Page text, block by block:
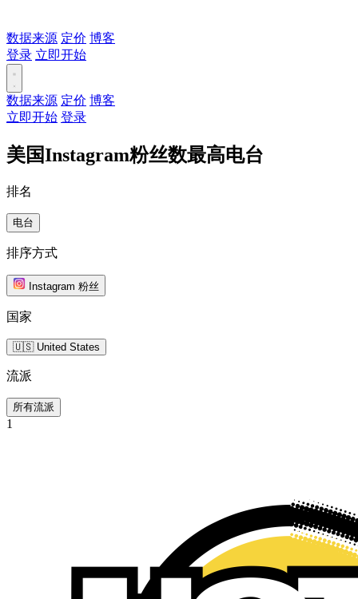
数据来源 定价 博客
登录 立即开始
数据来源 定价 博客
立即开始 登录
美国Instagram粉丝数最高电台
排名
电台
排序方式
Instagram 粉丝
国家
🇺🇸 United States
流派
所有流派
1